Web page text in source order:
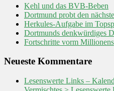
Kehl und das BVB-Beben
Dortmund probt den
Herkules-Aufgabe im
Dortmunds denkwürdiges
Fortschritte vorm
Neueste Kommentare
Lesenswerte Links –